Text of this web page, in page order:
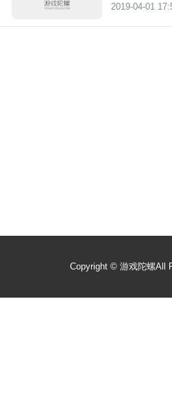
2019-04-01
Copyright © 游戏陀螺All